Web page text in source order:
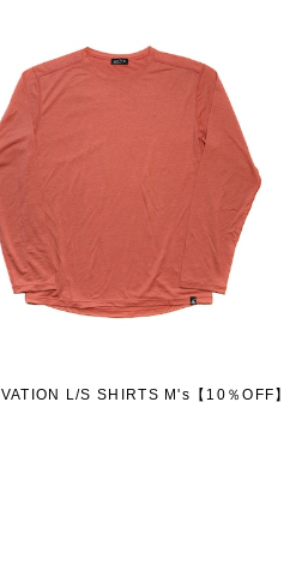
L/S SHIRTS M's【10％OFF】